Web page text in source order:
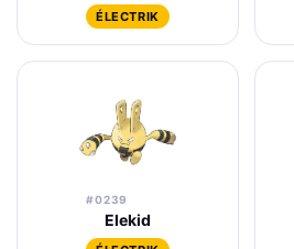
ÉLECTRIK
#0239
Elekid